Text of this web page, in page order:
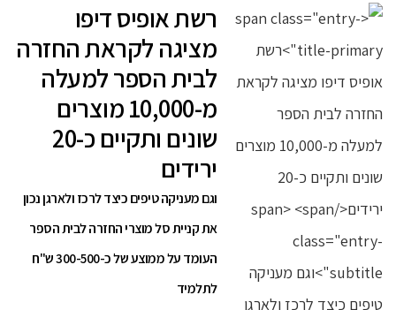
רשת אופיס דיפו
מציגה לקראת החזרה
לבית הספר למעלה
מ-10,000 מוצרים
שונים ותקיים כ-20
ירידים
וגם מעניקה טיפים כיצד לרכז ולארגן נכון
את קניית סל מוצרי החזרה לבית הספר
העומד על ממוצע של כ-300-500 ש"ח
לתלמיד